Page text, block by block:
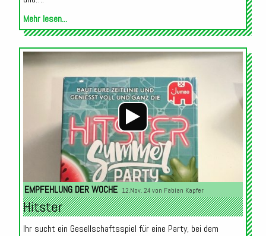
Mehr lesen...
Audio-
Player
EMPFEHLUNG DER WOCHE 12.Nov. 24 von Fabian Kapfer
Hitster
Ihr sucht ein Gesellschaftsspiel für eine Party, bei dem